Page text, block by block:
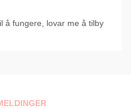
å fungere, lovar me å tilby